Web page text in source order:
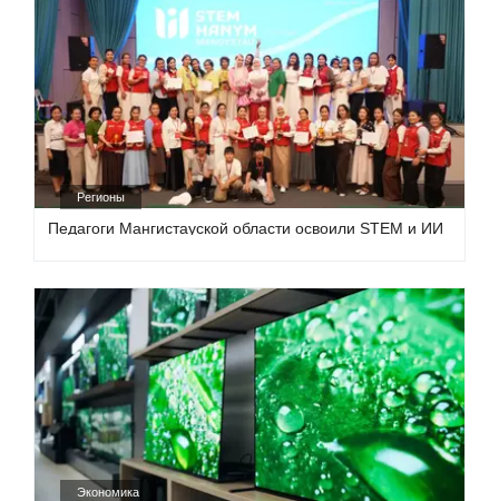
Регионы
Педагоги Мангистауской области освоили STEM и ИИ
Экономика